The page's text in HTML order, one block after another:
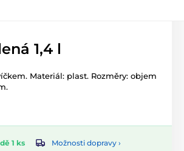
1,4 l
Materiál: plast. Rozměry: objem
1 ks
Možnosti dopravy ›